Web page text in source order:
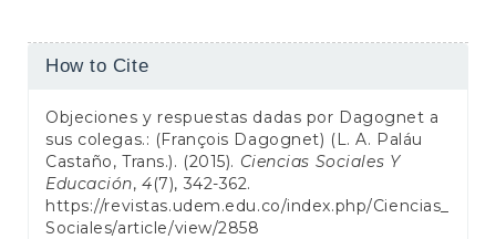
Article
How to Cite
Objeciones y respuestas dadas por Dagognet a
sus colegas.: (François Dagognet) (L. A. Paláu
Castaño, Trans.). (2015). Ciencias Sociales Y
Educación,4(7), 342-362.
https://revistas.udem.edu.co/index.php/Ciencias_
Sociales/article/view/2858